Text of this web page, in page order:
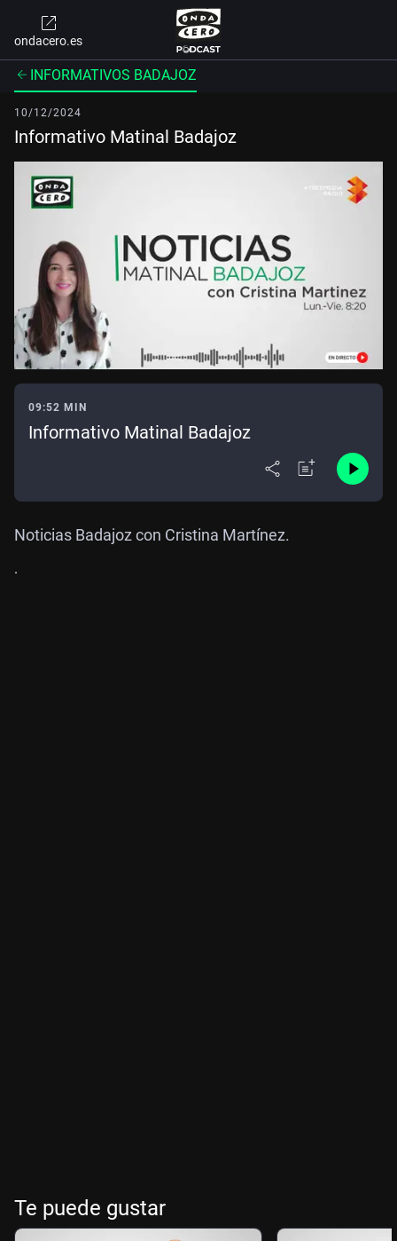
ondacero.es
INFORMATIVOS BADAJOZ
10/12/2024
Informativo Matinal Badajoz
09:52 MIN
Informativo Matinal Badajoz
Noticias Badajoz con Cristina Martínez.
.
Te puede gustar